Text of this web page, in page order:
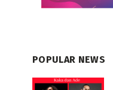
POPULAR NEWS